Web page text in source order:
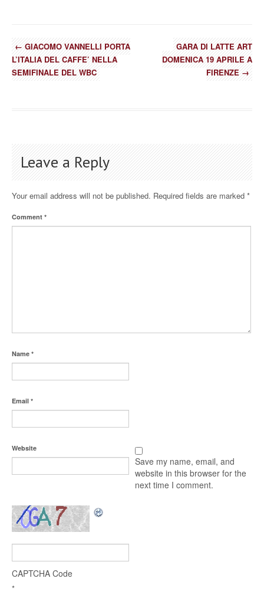
←GIACOMO VANNELLI PORTA
L’ITALIA DEL CAFFE’ NELLA
SEMIFINALE DEL WBC
GARA DI LATTE ART
DOMENICA 19 APRILE A
FIRENZE→
Leave a Reply
Your email address will not be published. Required fields are marked *
Comment *
Name *
Email *
Website
Save my name, email, and
website in this browser for the
next time I comment.
CAPTCHA Code
*